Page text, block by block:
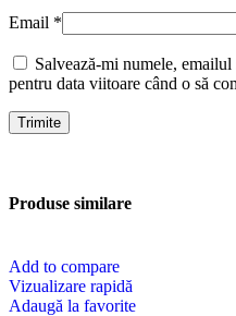
Email *
Salvează-mi numele,
pentru data viitoare când o să
Produse similare
Add to compare
Vizualizare rapidă
Adaugă la favorite